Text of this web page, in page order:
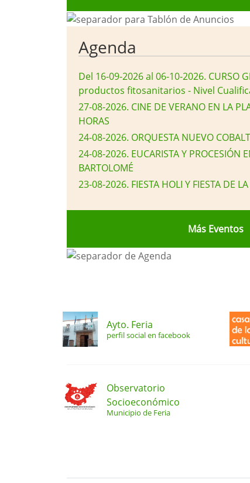
Agenda
Del 16-09-2026 al 06-10-2026. CURSO
productos fitosanitarios - Nivel
27-08-2026. CINE DE VERANO EN LA
HORAS
24-08-2026. ORQUESTA NUEVO
24-08-2026. EUCARISTA Y PROCESIÓN
BARTOLOMÉ
23-08-2026. FIESTA HOLI Y FIESTA DE
Más Eventos
Ayto. Feria
perfil social en facebook
Observatorio
Socioeconómico
Municipio de Feria